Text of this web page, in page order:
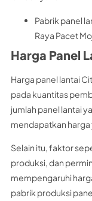
Pabrik panel
Raya Pacet
Harga Panel
Harga panel lantai
pada kuantitas
jumlah panel lantai
mendapatkan harga
Selain itu, faktor
produksi, dan
mempengaruhi
pabrik produksi